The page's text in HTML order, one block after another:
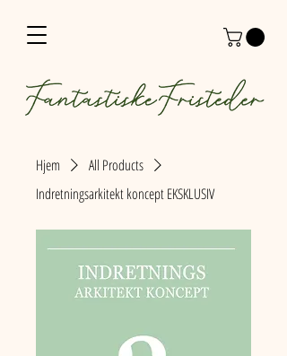
Hjem
All Products
Indretningsarkitekt koncept EKSKLUSIV